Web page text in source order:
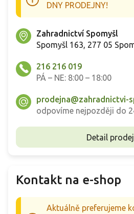
DNY PRODEJNY!
Zahradnictví Spomyšl
Spomyšl 163, 277 05
216 216 019
PÁ – NE: 8:00 – 18:00
prodejna@zahradnictvi-
odpovíme nejpozději do
Detail
Kontakt na e-shop
Aktuálně preferujeme